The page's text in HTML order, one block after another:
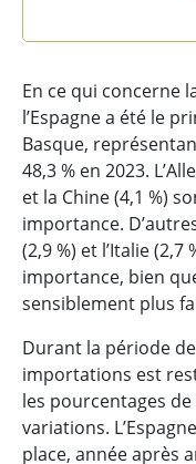
En ce qui concerne
l’Espagne a été le
Basque,
48,3 % en 2023.
et la Chine (4,1 %)
importance.
(2,9 %) et l’Italie
importance, bien
sensiblement plus
Durant la période de
importations est
les pourcentages
variations.
place, année après